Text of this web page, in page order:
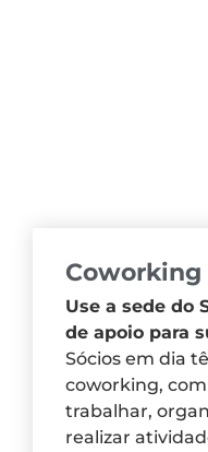
Coworking
Use a sede do
de apoio para
Sócios em dia
coworking,
trabalhar,
realizar